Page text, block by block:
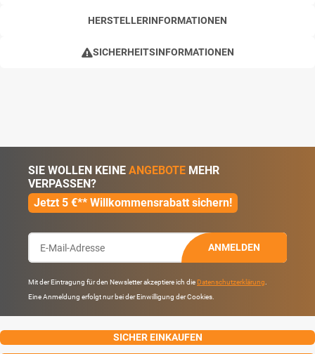
HERSTELLERINFORMATIONEN
SICHERHEITSINFORMATIONEN
SIE WOLLEN KEINE ANGEBOTE MEHR
VERPASSEN?
Jetzt 5 €** Willkommensrabatt sichern!
ANMELDEN
Mit der Eintragung für den Newsletter akzeptiere ich die Datenschutzerklärung
Eine Anmeldung erfolgt nur bei der Einwilligung der Cookies.
SICHER EINKAUFEN